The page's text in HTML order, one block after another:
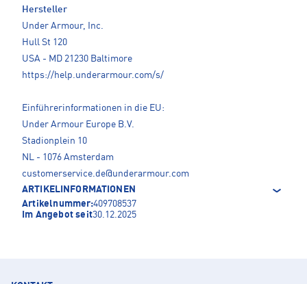
Hersteller
Under Armour, Inc.
Hull St 120
USA - MD 21230 Baltimore
https://help.underarmour.com/s/
Einführerinformationen in die EU:
Under Armour Europe B.V.
Stadionplein 10
NL - 1076 Amsterdam
customerservice.de@underarmour.com
ARTIKELINFORMATIONEN
Artikelnummer:409708537
Im Angebot seit30.12.2025